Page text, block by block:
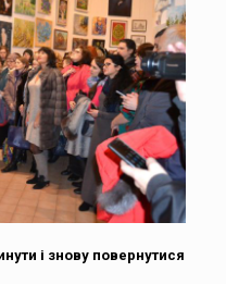
і знову повернутися